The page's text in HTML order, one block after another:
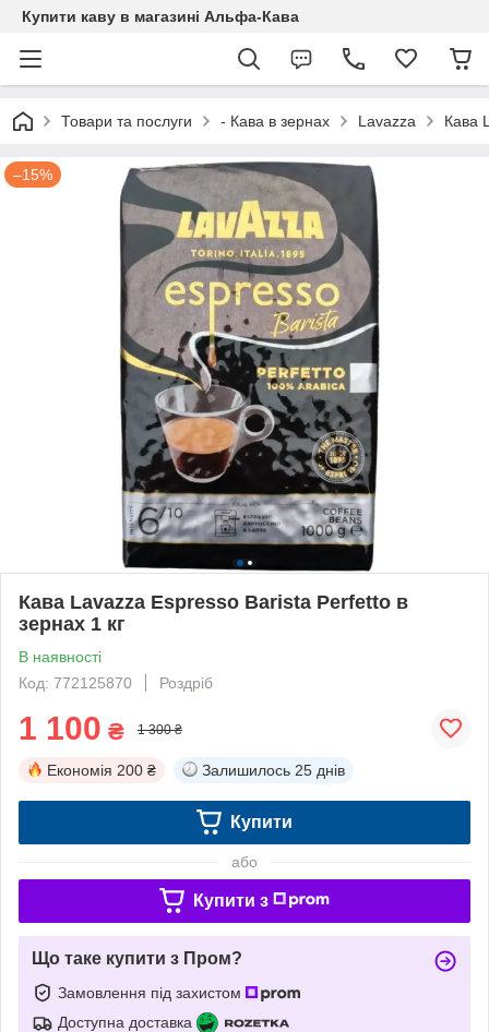
Купити каву в магазині Альфа-Кава
Товари та послуги - Кава в зернах Lavazza Кава
–15%
Кава Lavazza Espresso Barista Perfetto в
зернах 1 кг
В наявності
Код: 772125870
Роздріб
1 100 ₴ 1 300 ₴
Економія 200 ₴ Залишилось 25 днів
Купити
або
Купити з
Що таке купити з Пром?
Замовлення під захистом
Доступна доставка